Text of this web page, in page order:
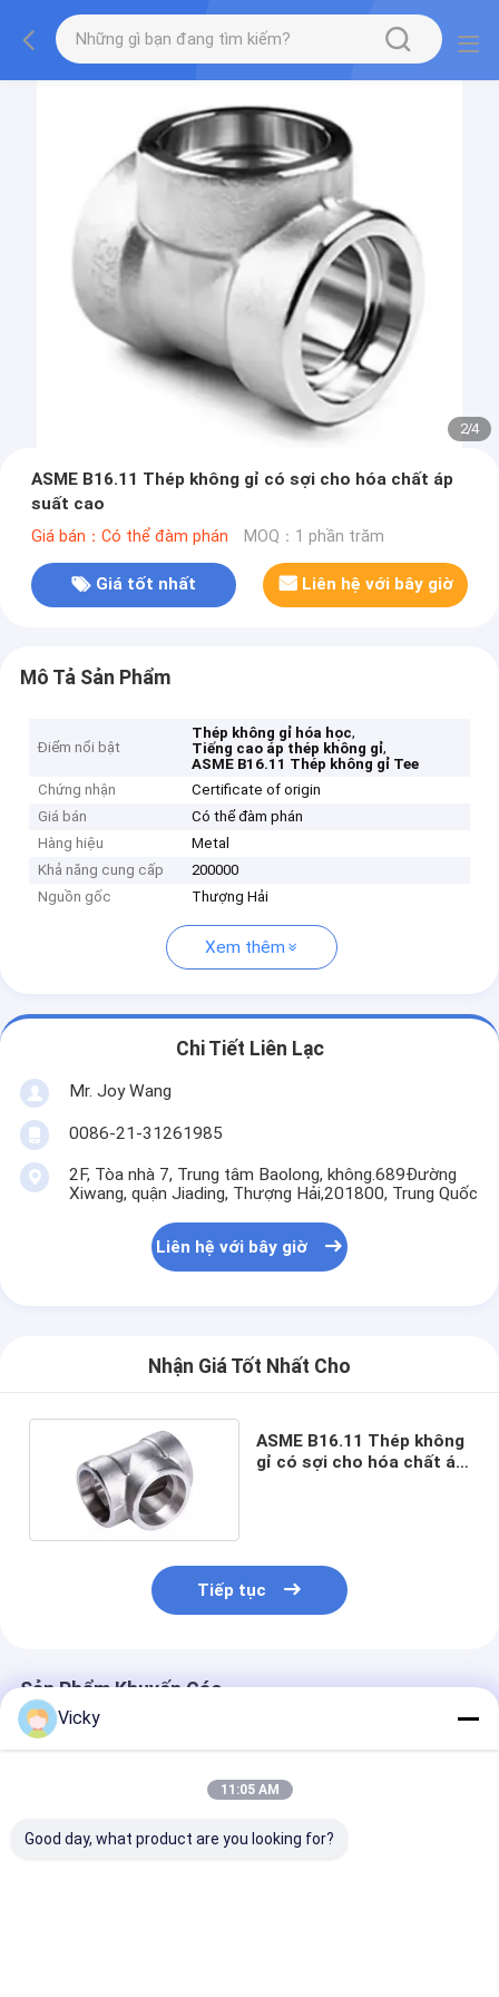
2/4
ASME B16.11 Thép không gỉ có sợi cho hóa chất áp
suất cao
Giá bán：Có thể đàm phán MOQ：1 phần trăm
Giá tốt nhất Liên hệ với bây giờ
Mô Tả Sản Phẩm
Điểm nổi bật
Thép không gỉ hóa học,
Tiếng cao áp thép không gỉ,
ASME B16.11 Thép không gỉ Tee
Chứng nhận
Certificate of origin
Giá bán
Có thể đàm phán
Hàng hiệu
Metal
Khả năng cung cấp
200000
Nguồn gốc
Thượng Hải
Xem thêm
Chi Tiết Liên Lạc
Mr. Joy Wang
0086-21-31261985
2F, Tòa nhà 7, Trung tâm Baolong, không.689Đường
Xiwang, quận Jiading, Thượng Hải,201800, Trung Quốc
Liên hệ với bây giờ
Nhận Giá Tốt Nhất Cho
ASME B16.11 Thép không
gỉ có sợi cho hóa chất áp
Tiếp tục
Sản Phẩm Khuyến Cáo
Vicky
11:05 AM
Good day, what product are you looking for?